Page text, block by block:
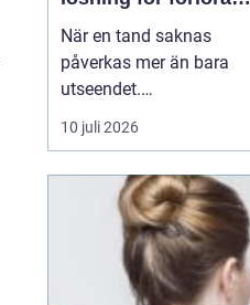
tänder
När en tand saknas
påverkas mer än bara
utseendet.
Tuggfunktionen
försämras, leendet
blir osäkra i sociala
sammanhang.
tandimplantathar under
de senaste åren blivit en
10 juli 2026